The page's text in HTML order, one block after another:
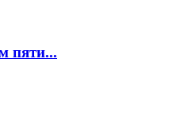
пяти...